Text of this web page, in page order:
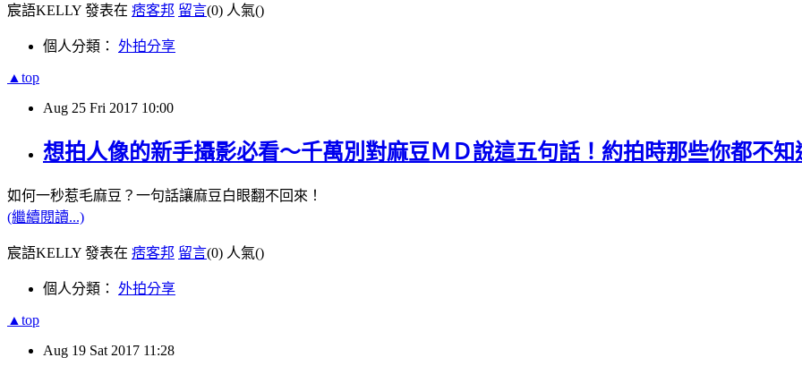
宸語KELLY 發表在 痞客邦 留言(0) 人氣()
個人分類： 外拍分享
▲top
Aug 25 Fri 2017 10:00
想拍人像的新手攝影必看～千萬別對麻豆ＭＤ說這五句話！約拍時那些你都不知
如何一秒惹毛麻豆？ 一句話讓麻豆白眼翻不回來！
(繼續閱讀...)
宸語KELLY 發表在 痞客邦 留言(0) 人氣()
個人分類： 外拍分享
▲top
Aug 19 Sat 2017 11:28